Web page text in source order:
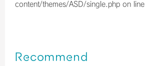
content/themes/ASD/single.php on line
Recommend